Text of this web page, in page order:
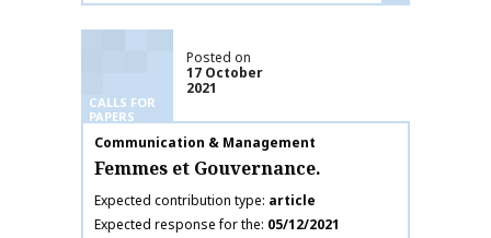
CALLS FOR
PAPERS
Posted on
17 October
2021
Publication name
Communication & Management
Femmes et Gouvernance.
Expected contribution type article
Expected response for the 05/12/2021